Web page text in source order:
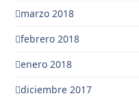
marzo 2018
febrero 2018
enero 2018
diciembre 2017